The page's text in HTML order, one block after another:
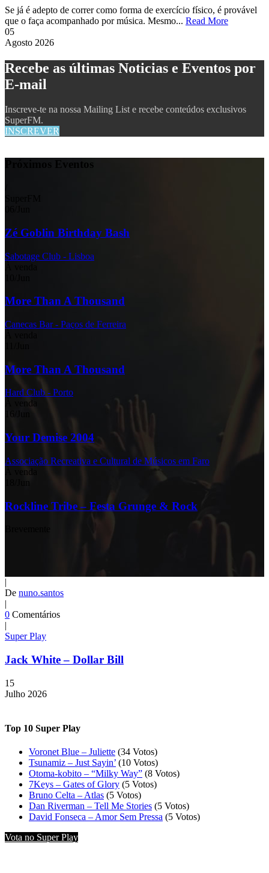
Se já é adepto de correr como forma de exercício físico, é provável
que o faça acompanhado por música. Mesmo... Read More
05
Agosto 2026
Recebe as últimas Noticias e Eventos por
E-mail
Inscreve-te na nossa Mailing List e recebe conteúdos exclusivos
SuperFM.
INSCREVER
Próximos Eventos
Zé Goblin Birthday Bash
Sabotage Club - Lisboa
More Than A Thousand
Canecas Bar - Paços de Ferreira
More Than A Thousand
Hard Club - Porto
À venda
16
Your Demise 2004
Associação Recreativa e Cultural de Músicos em Faro
À venda
Jun
Rockline Tribe – Festa Grunge & Rock
|
De nuno.santos
|
0 Comentários
|
Super Play
Jack White – Dollar Bill
15
Julho 2026
Top 10 Super Play
Voronet Blue – Juliette (34 Votos)
Tsunamiz – Just Sayin’ (10 Votos)
Otoma-kobito – “Milky Way” (8 Votos)
7Keys – Gates of Glory (5 Votos)
Bruno Celta – Atlas (5 Votos)
Dan Riverman – Tell Me Stories (5 Votos)
David Fonseca – Amor Sem Pressa (5 Votos)
Vota no Super Play